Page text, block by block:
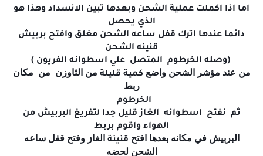
اما اذا اكملت عملية الشحن وبعدها تبين الانسداد وهذا هو
الذي يحصل
دائما عندها اترك قفل ساعه الشحن مغلق وافتح بربيش
قنينه الشحن
(وصله الخرطوم المتصل علي اسطوانه الفريون )
من عند مؤشر الشحن واضع كمية قليلة من الثاوزن من مكان
ربط
الخرطوم
ثم نفتح اسطوانه الغاز قليل جدا لتفريغ البربيش من
الهواء واقوم بربط
البربيش في مكانه بعدها افتح قنينة الغاز وفتح قفل ساعه
الشحن لحضه